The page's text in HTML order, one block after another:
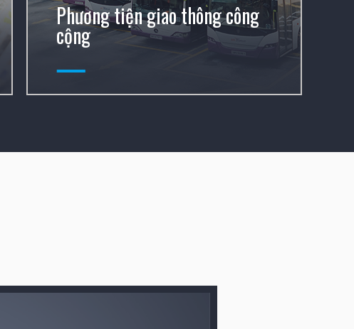
Phương tiện giao thông công
cộng